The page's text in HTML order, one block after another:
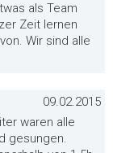
als Team
Zeit lernen
Wir sind alle
09.02.2015
waren alle
gesungen.